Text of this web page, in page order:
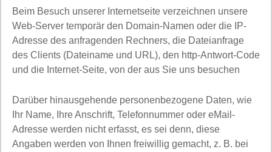
Beim Besuch unserer Internetseite verzeichnen unsere
Web-Server temporär den Domain-Namen oder die IP-
Adresse des anfragenden Rechners, die Dateianfrage
des Clients (Dateiname und URL), den http-Antwort-Code
und die Internet-Seite, von der aus Sie uns besuchen
Darüber hinausgehende personenbezogene Daten, wie
Ihr Name, Ihre Anschrift, Telefonnummer oder eMail-
Adresse werden nicht erfasst, es sei denn, diese
Angaben werden von Ihnen freiwillig gemacht, z. B. bei